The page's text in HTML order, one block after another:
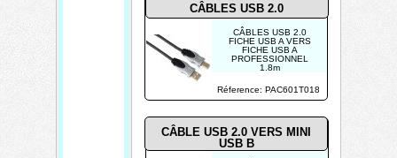
CÂBLES USB 2.0
CÂBLE USB 2.0 VERS MINI
USB B
Réference: PAC601T018
CÂBLES USB 2.0
FICHE USB A VERS
FICHE USB A
PROFESSIONNEL
1.8m